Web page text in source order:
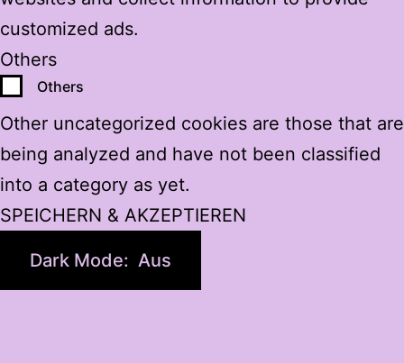
customized ads.
Others
Others
Other uncategorized cookies are those that are
being analyzed and have not been classified
into a category as yet.
SPEICHERN & AKZEPTIEREN
Dark Mode: